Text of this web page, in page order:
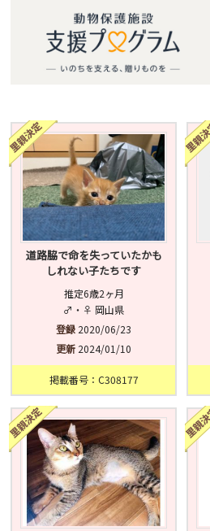
道路脇で命を失っていたかも
しれない子たちです
推定6歳2ヶ月
♂・♀ 岡山県
登録 2020/06/23
更新 2024/01/10
掲載番号：C308177